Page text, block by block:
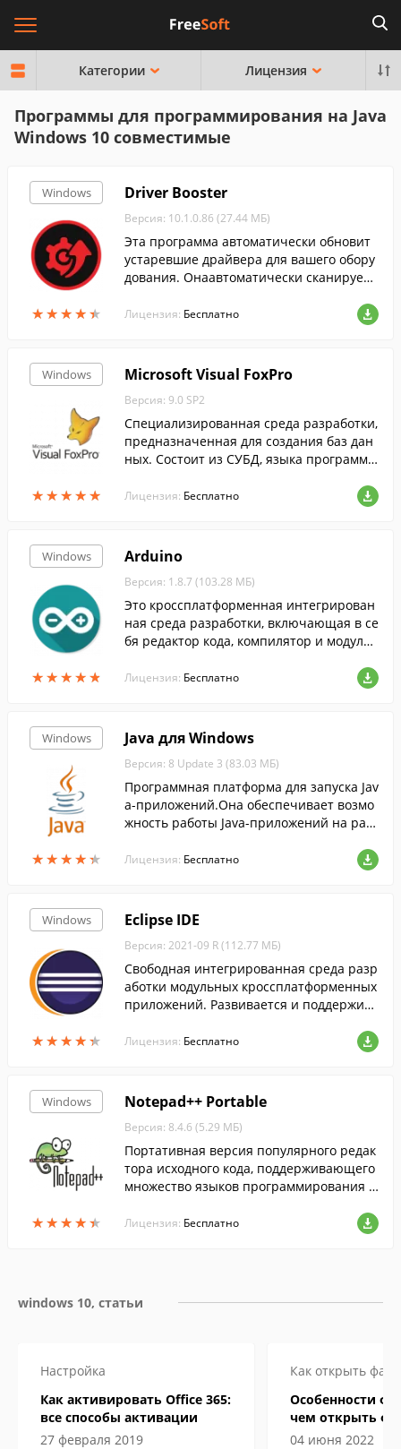
Категории Лицензия
Программы для программирования на Java
Windows 10 совместимые
Windows
★★★★★
★★★★★
Driver Booster
Версия: 10.1.0.86 (27.44 МБ)
Эта программа автоматически обновит
устаревшие драйвера для вашего обору
дования. Онаавтоматически сканирует
йвера....
Лицензия: Бесплатно
Windows
★★★★★
★★★★★
Microsoft Visual FoxPro
Версия: 9.0 SP2
Специализированная среда разработки,
предназначенная для создания баз дан
ных. Состоит из СУБД, языка программи
Лицензия: Бесплатно
Windows
★★★★★
★★★★★
Arduino
Версия: 1.8.7 (103.28 МБ)
Это кроссплатформенная интегрирован
ная среда разработки, включающая в се
бя редактор кода, компилятор и модуль
Лицензия: Бесплатно
Windows
★★★★★
★★★★★
Java для Windows
Версия: 8 Update 3 (83.03 МБ)
Программная платформа для запуска Jav
a-приложений.Она обеспечивает возмо
жность работы Java-приложений на раз
Лицензия: Бесплатно
Windows
★★★★★
★★★★★
Eclipse IDE
Версия: 2021-09 R (112.77 МБ)
Свободная интегрированная среда разр
аботки модульных кроссплатформенных
приложений. Развивается и поддержива
Лицензия: Бесплатно
Windows
★★★★★
★★★★★
Notepad++ Portable
Версия: 8.4.6 (5.29 МБ)
Портативная версия популярного редак
тора исходного кода, поддерживающего
множество языков программирования и
Лицензия: Бесплатно
windows 10, статьи
Настройка
Как активировать Office 365:
все способы активации
27 февраля 2019
Как открыть файл
Особенности
чем открыть
электронной
04 июня 2022